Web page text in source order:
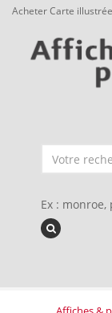
Acheter Carte
Ex :